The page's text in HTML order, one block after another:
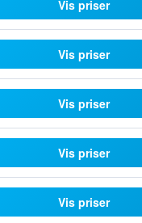
Vis priser
Vis priser
Vis priser
Vis priser
Vis priser